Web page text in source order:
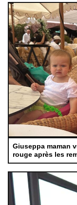
Giuseppa maman
rouge après les